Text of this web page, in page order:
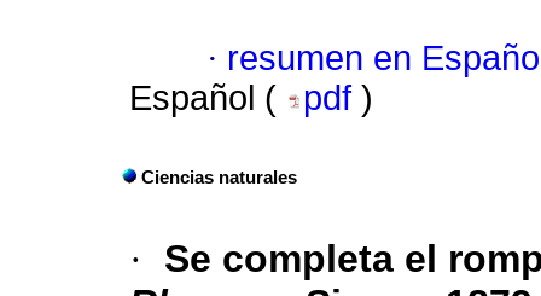
· resumen en
Español (
pdf )
Ciencias naturales
·
Se completa el